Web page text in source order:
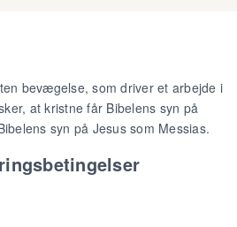
bevægelse, som driver et arbejde i
at kristne får Bibelens syn på
syn på Jesus som Messias.